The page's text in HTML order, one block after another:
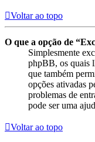
Voltar ao topo
O que a opção de
Simplesmente
phpBB, os quais
que também
opções ativadas
problemas de
pode ser uma
Voltar ao topo